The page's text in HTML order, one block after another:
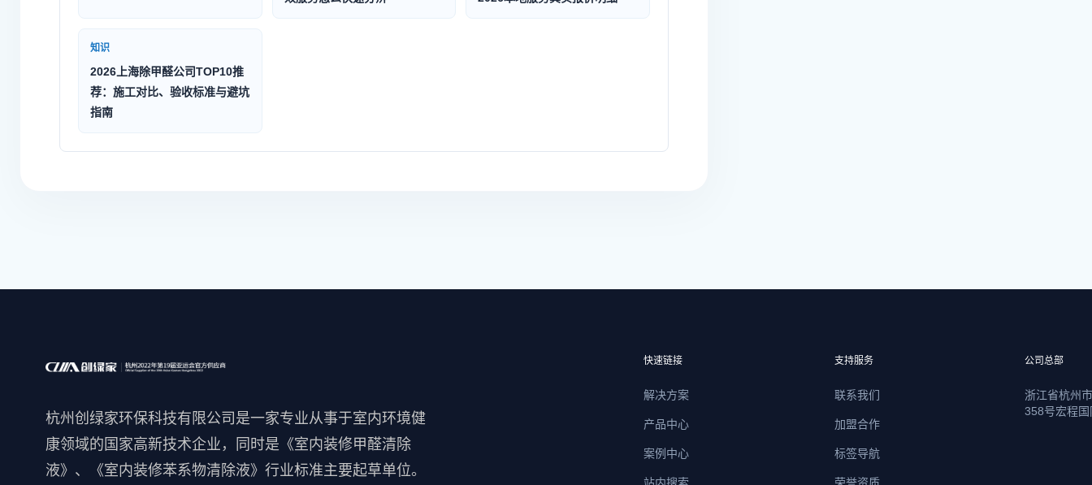
知识
2026上海除甲醛公司TOP10推
荐：施工对比、验收标准与避坑
指南
杭州创绿家环保科技有限公司是一家专业从事于室内环境健
康领域的国家高新技术企业，同时是《室内装修甲醛清除
液》、《室内装修苯系物清除液》行业标准主要起草单位。
快速链接
解决方案
产品中心
案例中心
支持服务
联系我们
加盟合作
标签导航
公司总部
浙江省杭州
358号宏程